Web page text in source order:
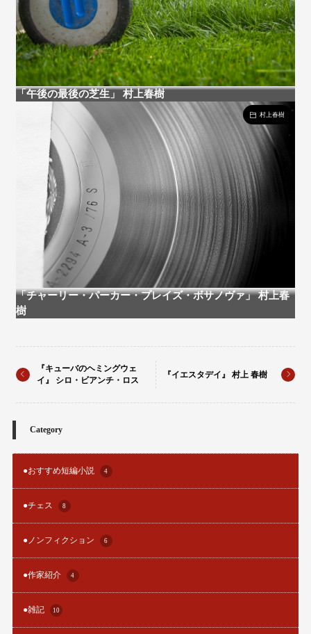
「午後の最後の芝生」 村上春樹
村上春樹
「チャーリー・パーカー・プレイズ・ボサノヴァ」 村上春
樹
『キューバのヘミングウェ
イ』 シロ・ビアンチ・ロス
『イエスタデイ』 村上 春樹
Category
●おすすめ短編小説 4
●チェス 8
●ノンフィクション 6
●作家紹介 4
●雑記 10